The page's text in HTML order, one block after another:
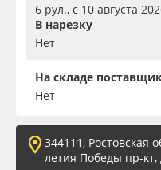
6 рул., с 10 августа
В нарезку
Нет
На складе
Нет
344111, Ростовская
летия Победы пр-кт,